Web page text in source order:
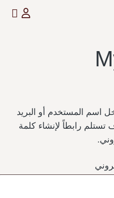
المستخدم أو البريد
رابطاً لإنشاء كلمة